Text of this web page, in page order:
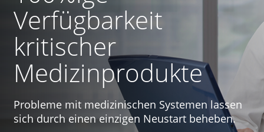
Verfügbarkeit
kritischer
Medizinprodukte
Probleme mit medizinischen Systemen lassen
sich durch einen einzigen Neustart beheben.